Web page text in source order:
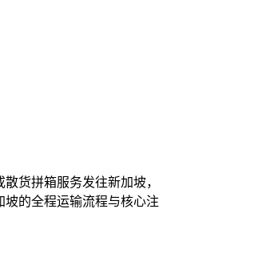
货拼箱服务发往新加坡，
的全程运输流程与核心注